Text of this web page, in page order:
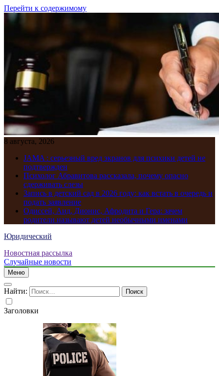
Перейти к содержимому
8 августа, 2026
JAMA : серьезный вред экранов для психики детей не
подтвержден
Психолог Абравитова рассказала, почему опасно
сдерживать слезы
Запись в детский сад в 2026 году: как встать в очередь и
подать заявление
Одиссей, Аид, Дионис, Афродита и Гера: зачем
родители называют детей необычными именами
Юридический
Новостная рассылка
Случайные новости
Меню
Найти:
Заголовки